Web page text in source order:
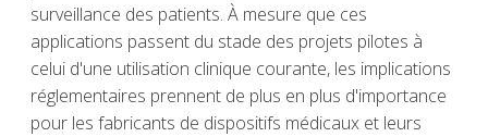
surveillance des patients. À mesure que ces
applications passent du stade des projets pilotes à
celui d'une utilisation clinique courante, les implications
réglementaires prennent de plus en plus d'importance
pour les fabricants de dispositifs médicaux et leurs